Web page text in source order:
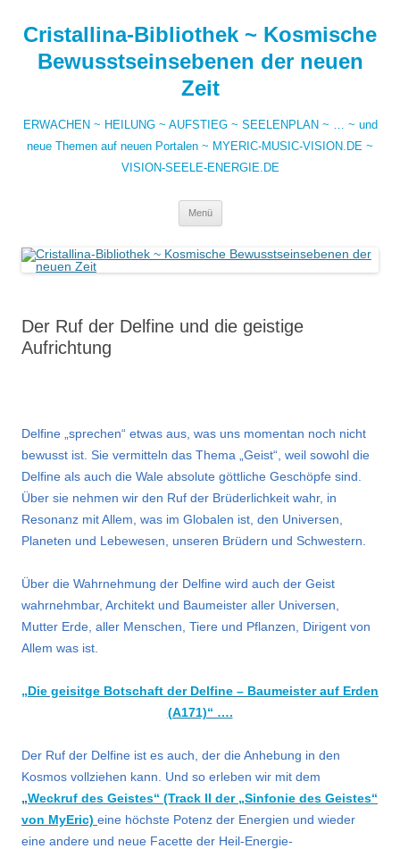
springen
Cristallina-Bibliothek ~ Kosmische
Bewusstseinsebenen der neuen
Zeit
ERWACHEN ~ HEILUNG ~ AUFSTIEG ~ SEELENPLAN ~ … ~ und
neue Themen auf neuen Portalen ~ MYERIC-MUSIC-VISION.DE ~
VISION-SEELE-ENERGIE.DE
Menü
Der Ruf der Delfine und die geistige
Aufrichtung
Delfine „sprechen“ etwas aus, was uns momentan noch nicht
bewusst ist. Sie vermitteln das Thema „Geist“, weil sowohl die
Delfine als auch die Wale absolute göttliche Geschöpfe sind.
Über sie nehmen wir den Ruf der Brüderlichkeit wahr, in
Resonanz mit Allem, was im Globalen ist, den Universen,
Planeten und Lebewesen, unseren Brüdern und Schwestern.
Über die Wahrnehmung der Delfine wird auch der Geist
wahrnehmbar, Architekt und Baumeister aller Universen,
Mutter Erde, aller Menschen, Tiere und Pflanzen, Dirigent von
Allem was ist.
„Die geisitge Botschaft der Delfine – Baumeister auf Erden
(A171)“ ….
Der Ruf der Delfine ist es auch, der die Anhebung in den
Kosmos vollziehen kann. Und so erleben wir mit dem
„Weckruf des Geistes“ (Track II der „Sinfonie des Geistes“
von MyEric) eine höchste Potenz der Energien und wieder
eine andere und neue Facette der Heil-Energie-